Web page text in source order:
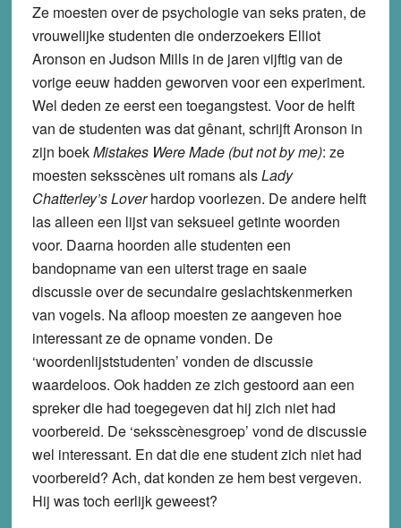
Ze moesten over de psychologie van seks praten, de
vrouwelijke studenten die onderzoekers Elliot
Aronson en Judson Mills in de jaren vijftig van de
vorige eeuw hadden geworven voor een experiment.
Wel deden ze eerst een toegangstest. Voor de helft
van de studenten was dat gênant, schrijft Aronson in
zijn boekMistakes Were Made (but not by me): ze
moesten seksscènes uit romans alsLady
Chatterley’s Loverhardop voorlezen. De andere helft
las alleen een lijst van seksueel getinte woorden
voor. Daarna hoorden alle studenten een
bandopname van een uiterst trage en saaie
discussie over de secundaire geslachtskenmerken
van vogels. Na afloop moesten ze aangeven hoe
interessant ze de opname vonden. De
‘woordenlijststudenten’ vonden de discussie
waardeloos. Ook hadden ze zich gestoord aan een
spreker die had toegegeven dat hij zich niet had
voorbereid. De ‘seksscènesgroep’ vond de discussie
wel interessant. En dat die ene student zich niet had
voorbereid? Ach, dat konden ze hem best vergeven.
Hij was toch eerlijk geweest?